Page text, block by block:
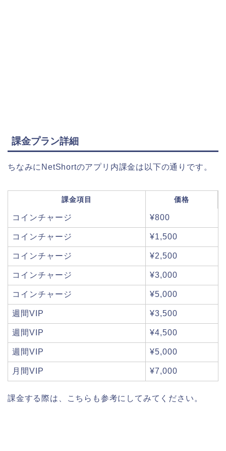
課金プラン詳細
ちなみにNetShortのアプリ内課金は以下の通りです。
課金項目 価格
コインチャージ ¥800
コインチャージ ¥1,500
コインチャージ ¥2,500
コインチャージ ¥3,000
コインチャージ ¥5,000
週間VIP ¥3,500
週間VIP ¥4,500
週間VIP ¥5,000
月間VIP ¥7,000
課金する際は、こちらも参考にしてみてください。